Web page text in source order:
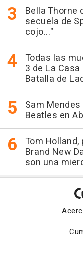
Bella Thorne
secuela de
cojo..."
Todas las
3 de La
Batalla de
Sam
Beatles en
Tom
Brand New
son una